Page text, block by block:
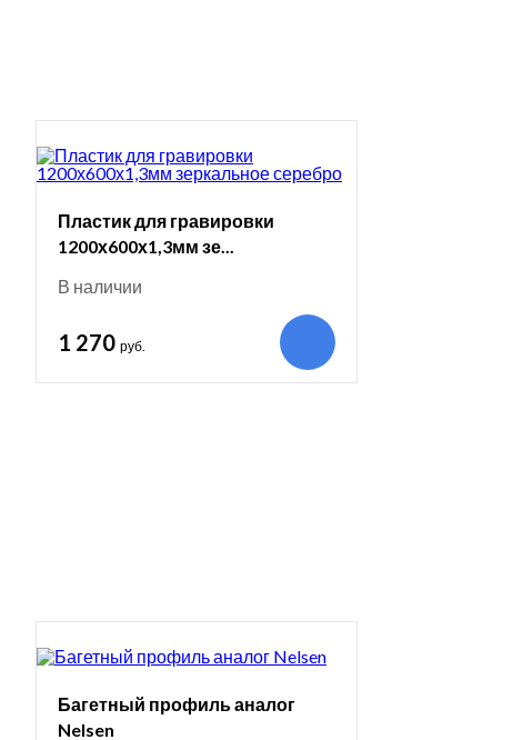
Пластик для гравировки
1200х600х1,3мм зе...
В наличии
1 270 руб.
Багетный профиль аналог
Nelsen